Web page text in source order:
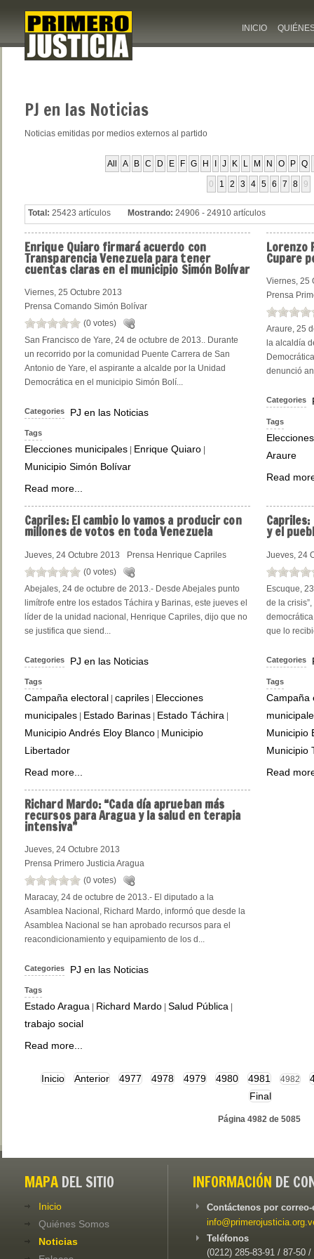
INICIO
PJ en las Noticias
Noticias emitidas por medios externos al partido
All A B C D E F G H J K L M N O P Q
0 1 2 3 4 5 6 7 8 9
Total: 25423 artículos Mostrando: 24906 - 24910 artículos
EnriqueQuiaro firmará acuerdo con
Transparencia Venezuela para tener
cuentas claras en el municipio Simón Bolívar
Viernes, 25 Octubre 2013
Prensa Comando Simón Bolívar
(0 votes)
San Francisco de Yare, 24 de octubre de 2013.. Durante
un recorrido por la comunidad Puente Carrera de San
Antonio de Yare, el aspirante a alcalde por la Unidad
Democrática en el municipio Simón Bolí...
Categories PJ en las Noticias
Tags
Elecciones municipales Enrique Quiaro
Municipio Simón Bolívar
Read more...
Lorenzo
Cupare
Viernes, 25
Prensa
Araure, 25
la alcaldía
denunció
Categories
Tags
Araure
Read
Capriles:El cambio lo vamos a producir con
millones de votos en toda Venezuela
Jueves, 24 Octubre 2013
Prensa Henrique Capriles
(0 votes)
Abejales, 24 de octubre de 2013.- Desde Abejales punto
limítrofe entre los estados Táchira y Barinas, este jueves el
líder de la unidad nacional, Henrique Capriles, dijo que no
se justifica que siend...
Categories PJ en las Noticias
Tags
Campaña electoral | capriles | Elecciones
municipales | Estado Barinas | Estado Táchira |
Municipio Andrés Eloy Blanco | Municipio
Libertador
Read more...
Capriles:
y el
Jueves, 24
Escuque,
de la
que lo
Categories
Tags
Campaña
Municipio
Municipio
Read
RichardMardo: “Cada día aprueban más
recursos para Aragua y la salud en terapia
intensiva”
Jueves, 24 Octubre 2013
Prensa Primero Justicia Aragua
(0 votes)
Maracay, 24 de octubre de 2013.- El diputado a la
Asamblea Nacional, Richard Mardo, informó que desde la
Asamblea Nacional se han aprobado recursos para el
reacondicionamiento y equipamiento de los d...
Categories PJ en las Noticias
Tags
Estado Aragua Richard Mardo Salud Pública
trabajo social
Read more...
Inicio Anterior 4977 4978 4979 4980 4981 4982
Final
Página 4982 de 5085
MAPA DEL SITIO
Inicio
Quiénes Somos
Noticias
INFORMACIÓN DE
Contáctenos por
Teléfonos
(0212) 285-83-91 / 87-50 /